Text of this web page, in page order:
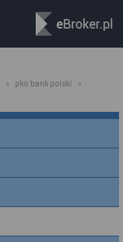
» pko bank polski
»